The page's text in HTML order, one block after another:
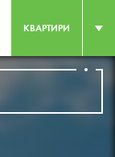
КВАРТИРИ